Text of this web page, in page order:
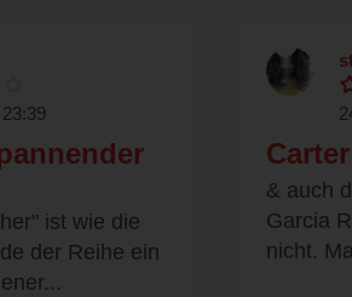
ist wie die
der Reihe ein
& auch
Garcia
nicht.